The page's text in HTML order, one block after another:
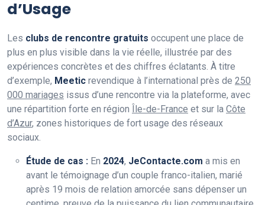
d’Usage
Les clubs de rencontre gratuits occupent une place de
plus en plus visible dans la vie réelle, illustrée par des
expériences concrètes et des chiffres éclatants. À titre
d’exemple, Meetic revendique à l’international près de 250
000 mariages issus d’une rencontre via la plateforme, avec
une répartition forte en région Île-de-France et sur la Côte
d’Azur, zones historiques de fort usage des réseaux
sociaux.
Étude de cas : En 2024, JeContacte.com a mis en
avant le témoignage d’un couple franco-italien, marié
après 19 mois de relation amorcée sans dépenser un